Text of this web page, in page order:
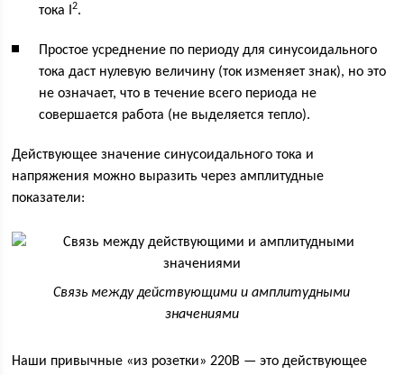
тока I2.
Простое усреднение по периоду для синусоидального
тока даст нулевую величину (ток изменяет знак), но это
не означает, что в течение всего периода не
совершается работа (не выделяется тепло).
Действующее значение синусоидального тока и
напряжения можно выразить через амплитудные
показатели:
Связь между действующими и амплитудными
значениями
Наши привычные «из розетки» 220В — это действующее